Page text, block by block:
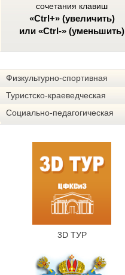
сочетания клавиш
«Ctrl+» (увеличить)
или «Ctrl-» (уменьшить)
Физкультурно-спортивная
Туристско-краеведческая
Социально-педагогическая
3D ТУР